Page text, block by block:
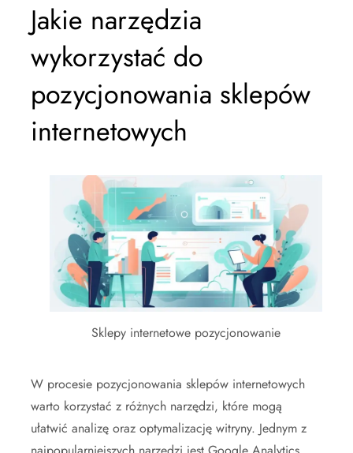
Jakie narzędzia
wykorzystać do
pozycjonowania sklepów
internetowych
Sklepy internetowe pozycjonowanie
W procesie pozycjonowania sklepów internetowych
warto korzystać z różnych narzędzi, które mogą
ułatwić analizę oraz optymalizację witryny. Jednym z